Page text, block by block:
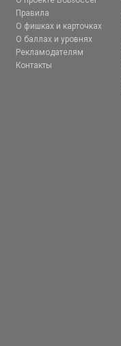
Правила
О фишках и карточках
О баллах и уровнях
Рекламодателям
Контакты